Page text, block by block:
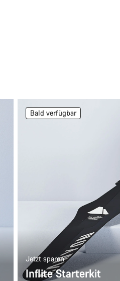
Bald verfügbar
Jetzt sparen
Inflite Starterkit